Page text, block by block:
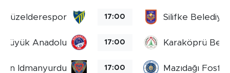
17:00 Silifke
Büyük Anadolu 17:00 Karaköprü
Idmanyurdu 17:00 Mazıdağı